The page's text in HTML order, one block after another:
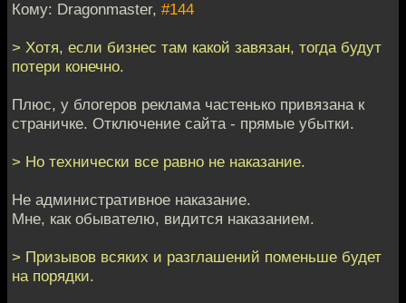
Кому: Dragonmaster, #144
> Хотя, если бизнес там какой завязан, тогда будут
потери конечно.
Плюс, у блогеров реклама частенько привязана к
страничке. Отключение сайта - прямые убытки.
> Но технически все равно не наказание.
Не административное наказание.
Мне, как обывателю, видится наказанием.
> Призывов всяких и разглашений поменьше будет
на порядки.